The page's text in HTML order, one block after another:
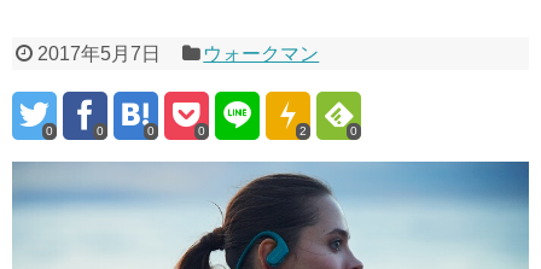
2017年5月7日 ウォークマン
0 0 0 0 2 0